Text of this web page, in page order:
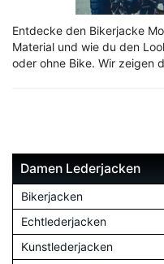
Entdecke den Bikerjacke
Material und wie du den
oder ohne Bike. Wir zeigen
Damen Lederjacken
Bikerjacken
Echtlederjacken
Kunstlederjacken